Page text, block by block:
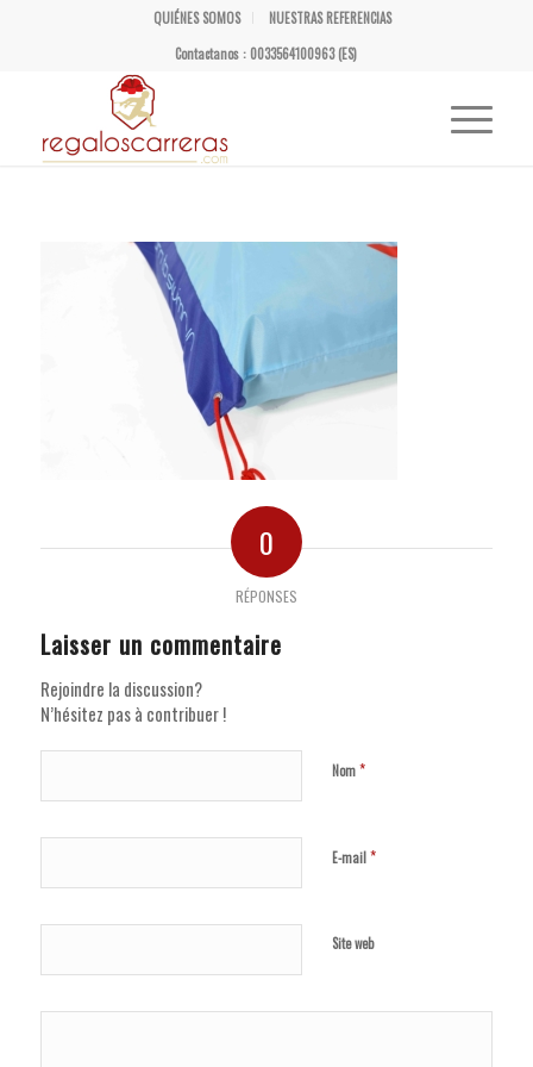
QUIÉNES SOMOS
NUESTRAS REFERENCIAS
Contactanos : 0033564100963 (ES)
0
RÉPONSES
Laisser un commentaire
Rejoindre la discussion?
N’hésitez pas à contribuer !
Nom*
E-mail*
Site web